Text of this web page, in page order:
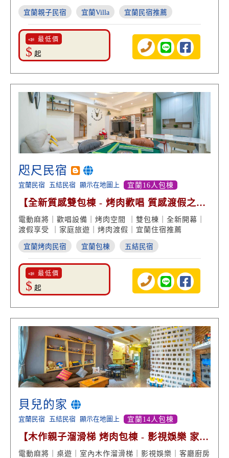
薦
宜蘭親子民宿 宜蘭Villa 宜蘭民宿推薦
📣 最低價
$ 起
咫尺民宿
宜蘭民宿 五結民宿 顯示在地圖上 宜蘭16人包棟
【全新質感雙包棟 - 烤肉歡唱 質感渡假之
旅】
電動麻將｜歡唱設備｜烤肉空間 ｜雙包棟｜全新開幕｜
渡假享受 ｜家庭旅遊｜烤肉渡假｜宜蘭住宿推薦
宜蘭烤肉民宿 宜蘭包棟 五結民宿
📣 最低價
$ 起
貝兒的家
宜蘭民宿 五結民宿 顯示在地圖上 宜蘭14人包棟
【木作親子溜滑梯 烤肉包棟 - 影視娛樂 家庭
度假】
電動麻將｜桌遊｜室內木作溜滑梯｜影視娛樂｜客廳廚房